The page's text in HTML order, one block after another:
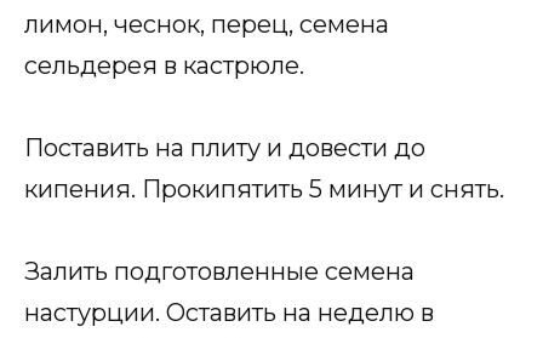
лимон, чеснок, перец, семена
сельдерея в кастрюле.
Поставить на плиту и довести до
кипения. Прокипятить 5 минут и снять.
Залить подготовленные семена
настурции. Оставить на неделю в